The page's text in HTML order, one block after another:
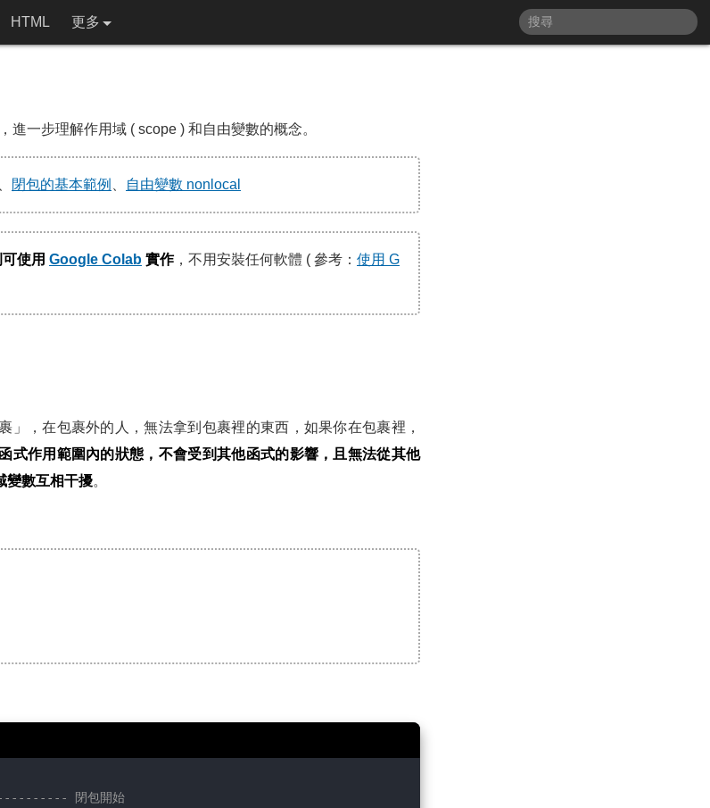
HTML 更多
一步理解作用域 ( scope ) 和自由變數的概念。
閉包的基本範例 自由變數 nonlocal
使用 Google Colab 實作，不用安裝任何軟體 ( 參考： 使用 G
」，在包裹外的人，無法拿到包裹裡的東西，如果你在包裹裡，
式作用範圍內的狀態，不會受到其他函式的影響，且無法從其他
變數互相干擾。
閉包開始